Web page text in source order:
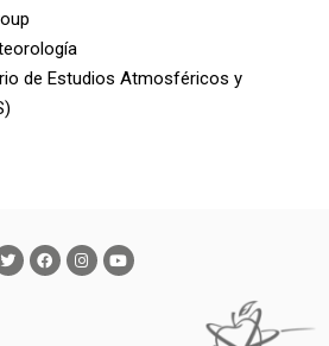
de Estudios Atmosféricos y